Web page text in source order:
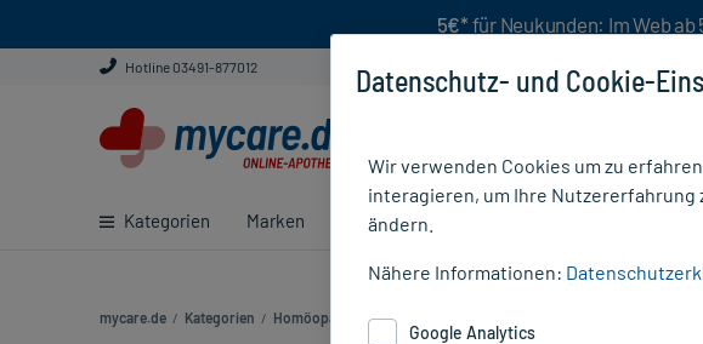
5€* für Neukunden: Im Web
Hotline 03491-877012
Kategorien Marken Ratgeber
mycare.de / Kategorien / Homöopathie / Einzelmittel
Datenschutz- und Cookie-
Wir verwenden Cookies um zu
interagieren, um Ihre
ändern.
Nähere Informationen:
Google Analytics